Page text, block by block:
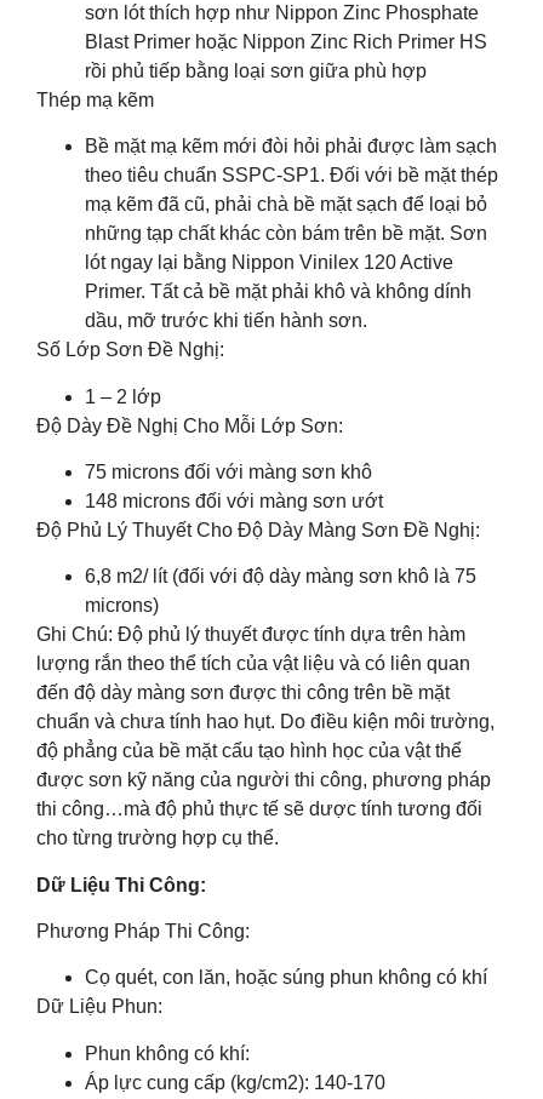
sơn lót thích hợp như Nippon Zinc Phosphate
Blast Primer hoặc Nippon Zinc Rich Primer HS
rồi phủ tiếp bằng loại sơn giữa phù hợp
Thép mạ kẽm
Bề mặt mạ kẽm mới đòi hỏi phải được làm sạch
theo tiêu chuẩn SSPC-SP1. Đối với bề mặt thép
mạ kẽm đã cũ, phải chà bề mặt sạch để loại bỏ
những tạp chất khác còn bám trên bề mặt. Sơn
lót ngay lại bằng Nippon Vinilex 120 Active
Primer. Tất cả bề mặt phải khô và không dính
dầu, mỡ trước khi tiến hành sơn.
Số Lớp Sơn Đề Nghị:
1 – 2 lớp
Độ Dày Đề Nghị Cho Mỗi Lớp Sơn:
75 microns đối với màng sơn khô
148 microns đối với màng sơn ướt
Độ Phủ Lý Thuyết Cho Độ Dày Màng Sơn Đề Nghị:
6,8 m2/ lít (đối với độ dày màng sơn khô là 75
microns)
Ghi Chú: Độ phủ lý thuyết được tính dựa trên hàm
lượng rắn theo thể tích của vật liệu và có liên quan
đến độ dày màng sơn được thi công trên bề mặt
chuẩn và chưa tính hao hụt. Do điều kiện môi trường,
độ phẳng của bề mặt cấu tạo hình học của vật thể
được sơn kỹ năng của người thi công, phương pháp
thi công…mà độ phủ thực tế sẽ dược tính tương đối
cho từng trường hợp cụ thể.
Dữ Liệu Thi Công:
Phương Pháp Thi Công:
Cọ quét, con lăn, hoặc súng phun không có khí
Dữ Liệu Phun:
Phun không có khí:
Áp lực cung cấp (kg/cm2): 140-170